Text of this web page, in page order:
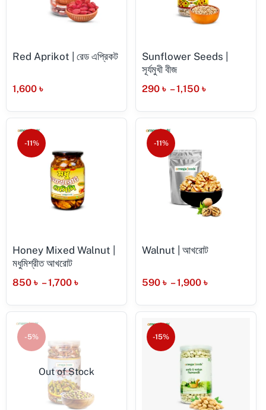
Red Aprikot | রেড এপ্রিকট
1,600 ৳
Sunflower Seeds |
সূর্যমুখী বীজ
290 ৳ – 1,150 ৳
-11%
Honey Mixed Walnut |
মধুমিশ্রীত আখরোট
850 ৳ – 1,700 ৳
-11%
Walnut | আখরোট
590 ৳ – 1,900 ৳
-5%
Out of Stock
-15%